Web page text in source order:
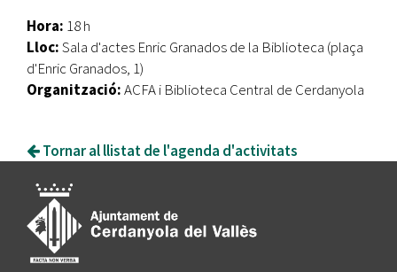
Hora: 18 h
Lloc:Sala d'actes Enric Granados de la Biblioteca (plaça
d'Enric Granados, 1)
Organització:ACFA i Biblioteca Central de Cerdanyola
Tornar al llistat de l'agenda d'activitats